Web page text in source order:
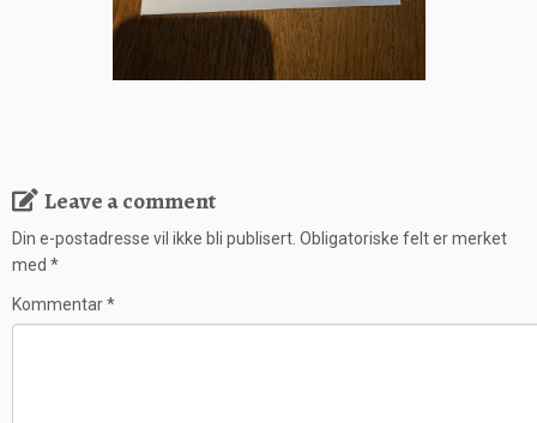
Leave a comment
Din e-postadresse vil ikke bli publisert. Obligatoriske felt er merket
med *
Kommentar*